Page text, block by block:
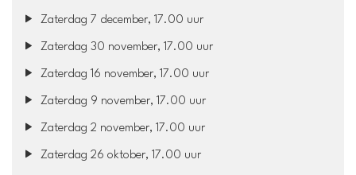
Zaterdag 7 december, 17.00 uur
Zaterdag 30 november, 17.00 uur
Zaterdag 16 november, 17.00 uur
Zaterdag 9 november, 17.00 uur
Zaterdag 2 november, 17.00 uur
Zaterdag 26 oktober, 17.00 uur